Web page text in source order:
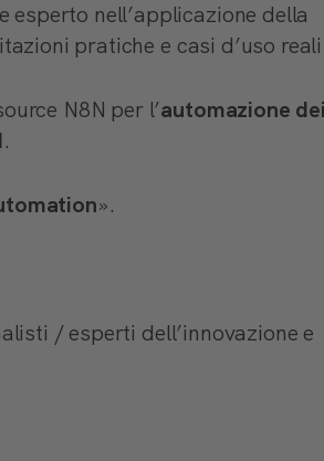
esperto nell’applicazione della
pratiche e casi d’uso
N8N per l’automazione dei
.
».
/ esperti dell’innovazione e